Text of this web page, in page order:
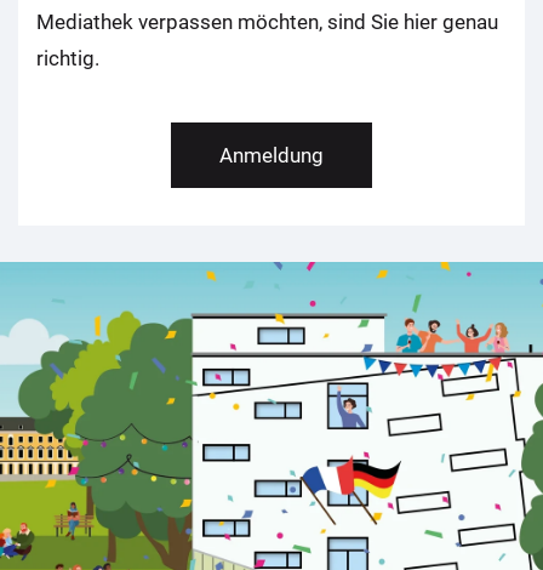
Mediathek verpassen möchten, sind Sie hier genau
richtig.
Anmeldung